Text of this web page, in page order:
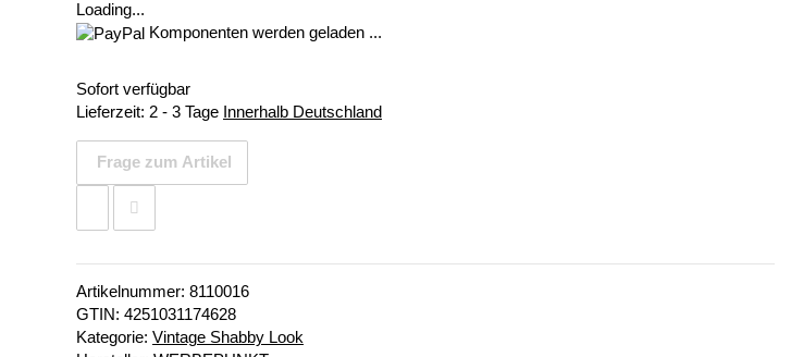
Loading...
Komponenten werden geladen ...
Sofort verfügbar
Lieferzeit: 2 - 3 Tage Innerhalb Deutschland
Frage zum Artikel
Artikelnummer: 8110016
GTIN: 4251031174628
Kategorie: Vintage Shabby Look